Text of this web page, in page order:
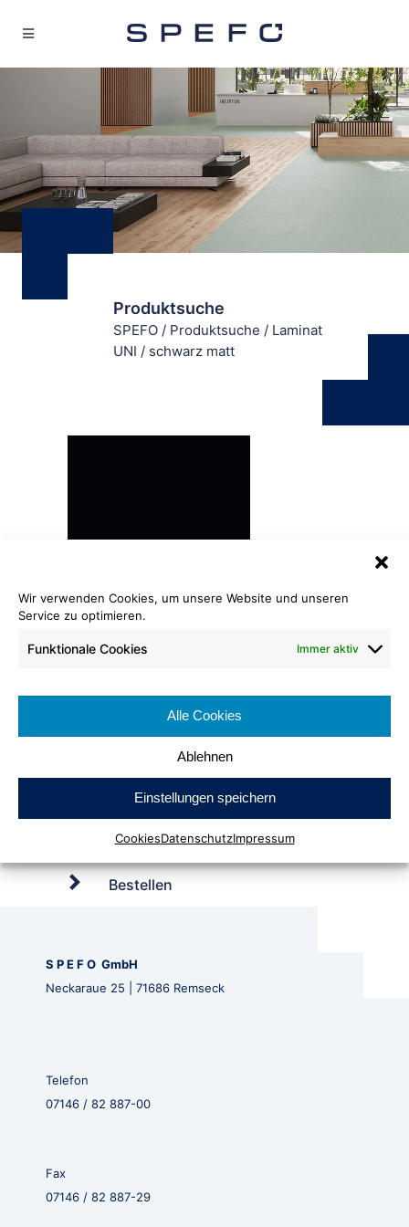
Wir verwenden Cookies, um unsere Website und unseren
Service zu optimieren.
Funktionale Cookies Immer aktiv
Alle Cookies
Ablehnen
Einstellungen speichern
CookiesDatenschutzImpressum
Produktsuche
SPEFO / Produktsuche / Laminat
UNI / schwarz matt
schwarz matt
Bestellen
S P E F O GmbH
Neckaraue 25 | 71686 Remseck
Telefon
07146 / 82 887-00
Fax
07146 / 82 887-29